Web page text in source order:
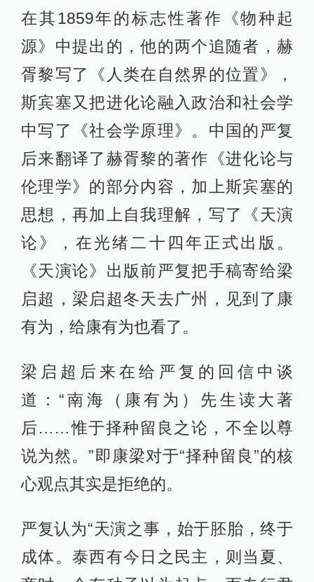
在其1859年的标志性著作《物种起
源》中提出的，他的两个追随者，赫
胥黎写了《人类在自然界的位置》，
斯宾塞又把进化论融入政治和社会学
中写了《社会学原理》。中国的严复
后来翻译了赫胥黎的著作《进化论与
伦理学》的部分内容，加上斯宾塞的
思想，再加上自我理解，写了《天演
论》，在光绪二十四年正式出版。
《天演论》出版前严复把手稿寄给梁
启超，梁启超冬天去广州，见到了康
有为，给康有为也看了。
梁启超后来在给严复的回信中谈
道：“南海（康有为）先生读大著
后……惟于择种留良之论，不全以尊
说为然。”即康梁对于“择种留良”的核
心观点其实是拒绝的。
严复认为“天演之事，始于胚胎，终于
成体。泰西有今日之民主，则当夏、